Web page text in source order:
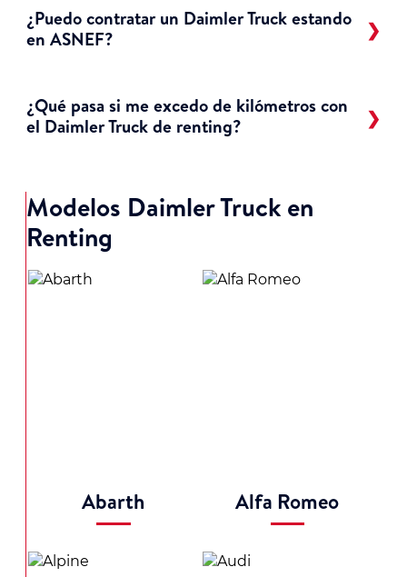
¿Puedo contratar un Daimler Truck estando
en ASNEF?
¿Qué pasa si me excedo de kilómetros con
el Daimler Truck de renting?
Modelos Daimler Truck en
Renting
Abarth Alfa Romeo